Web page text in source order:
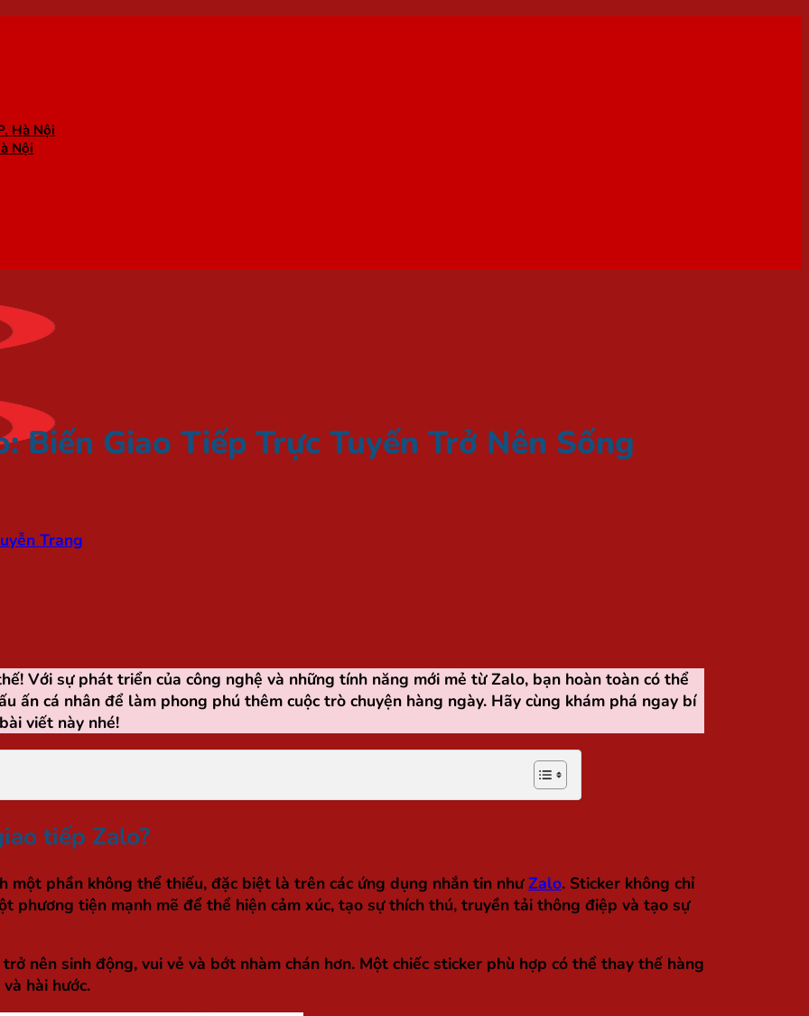
Hà Nội
Nội
Biến Giao Tiếp Trực Tuyến Trở Nên Sống
Trang
Với sự phát triển của công nghệ và những tính năng mới mẻ từ Zalo, bạn hoàn toàn có thể
ấn cá nhân để làm phong phú thêm cuộc trò chuyện hàng ngày. Hãy cùng khám phá ngay bí
viết này nhé!
tiếp Zalo?
phần không thể thiếu, đặc biệt là trên các ứng dụng nhắn tin nhưZalo. Sticker không chỉ
phương tiện mạnh mẽ để thể hiện cảm xúc, tạo sự thích thú, truyền tải thông điệp và tạo sự
nên sinh động, vui vẻ và bớt nhàm chán hơn. Một chiếc sticker phù hợp có thể thay thế hàng
hài hước.